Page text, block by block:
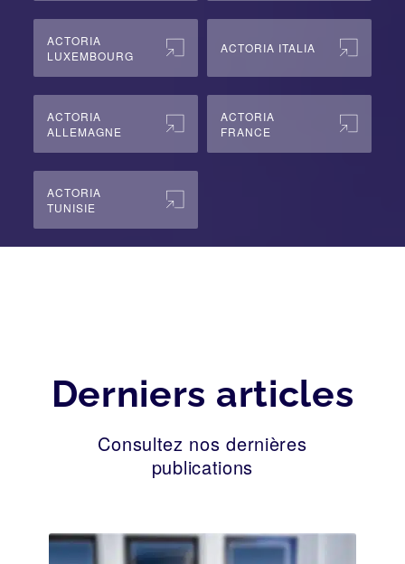
ACTORIA
LUXEMBOURG
ACTORIA ITALIA
ACTORIA
ALLEMAGNE
ACTORIA
FRANCE
ACTORIA
TUNISIE
Derniers articles
Consultez nos dernières
publications